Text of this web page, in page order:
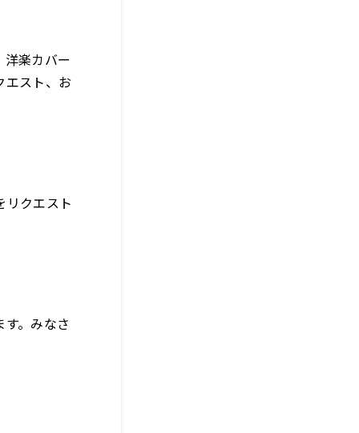
楽カバー
エスト、お
リクエスト
。みなさ